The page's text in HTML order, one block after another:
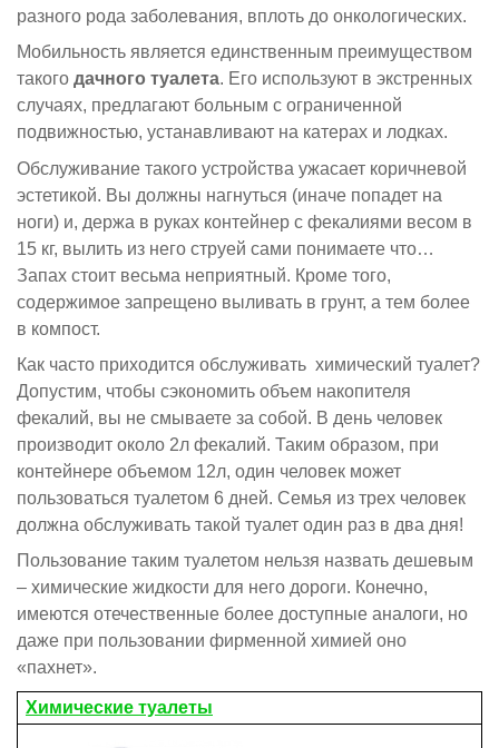
разного рода заболевания, вплоть до онкологических.
Мобильность является единственным преимуществом
такого дачного туалета. Его используют в экстренных
случаях, предлагают больным с ограниченной
подвижностью, устанавливают на катерах и лодках.
Обслуживание такого устройства ужасает коричневой
эстетикой. Вы должны нагнуться (иначе попадет на
ноги) и, держа в руках контейнер с фекалиями весом в
15 кг, вылить из него струей сами понимаете что…
Запах стоит весьма неприятный. Кроме того,
содержимое запрещено выливать в грунт, а тем более
в компост.
Как часто приходится обслуживать химический туалет?
Допустим, чтобы сэкономить объем накопителя
фекалий, вы не смываете за собой. В день человек
производит около 2л фекалий. Таким образом, при
контейнере объемом 12л, один человек может
пользоваться туалетом 6 дней. Семья из трех человек
должна обслуживать такой туалет один раз в два дня!
Пользование таким туалетом нельзя назвать дешевым
– химические жидкости для него дороги. Конечно,
имеются отечественные более доступные аналоги, но
даже при пользовании фирменной химией оно
«пахнет».
Химические туалеты